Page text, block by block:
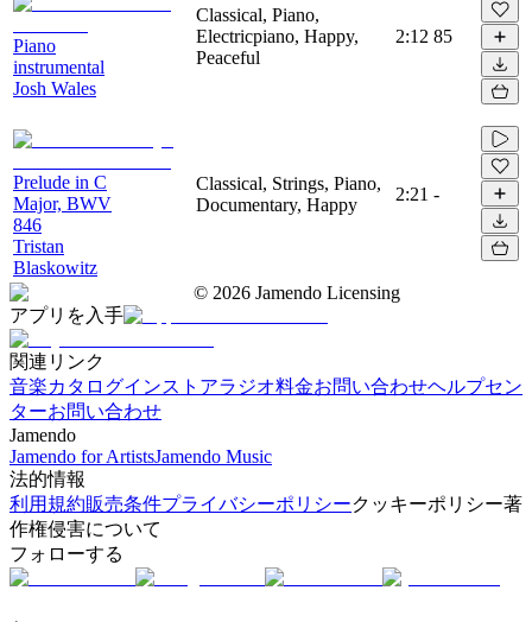
Piano
instrumental
Josh Wales
Classical, Piano,
Electricpiano, Happy,
Peaceful
2:12 85
Prelude in C
Major, BWV
846
Tristan
Blaskowitz
Classical, Strings, Piano,
Documentary, Happy
2:21 -
© 2026 Jamendo Licensing
アプリを入手
関連リンク
音楽カタログインストアラジオ料金お問い合わせヘルプセン
ターお問い合わせ
Jamendo
Jamendo for ArtistsJamendo Music
法的情報
利用規約販売条件プライバシーポリシークッキーポリシー著
作権侵害について
フォローする